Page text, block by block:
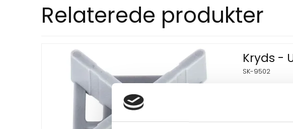
Relaterede produkter
Kryds -
SK-9502